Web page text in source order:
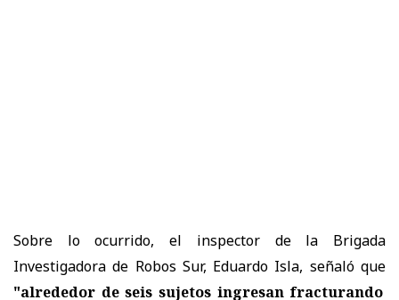
Sobre lo ocurrido, el inspector de la Brigada
Investigadora de Robos Sur, Eduardo Isla, señaló que
"alrededor de seis sujetos ingresan fracturando